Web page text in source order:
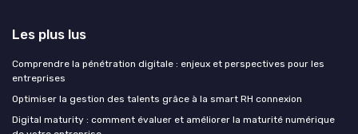
Les plus lus
Comprendre la pénétration digitale : enjeux et perspectives pour les
entreprises
Optimiser la gestion des talents grâce à la smart RH connexion
Digital maturity : comment évaluer et améliorer la maturité numérique